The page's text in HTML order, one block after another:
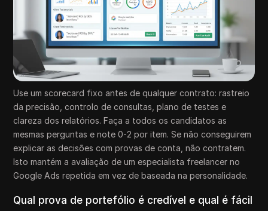
Use um scorecard fixo antes de qualquer contrato: rastreio
da precisão, controlo de consultas, plano de testes e
clareza dos relatórios. Faça a todos os candidatos as
mesmas perguntas e note 0-2 por item. Se não conseguirem
explicar as decisões com provas de conta, não contratem.
Isto mantém a avaliação de um especialista freelancer no
Google Ads repetida em vez de baseada na personalidade.
Qual prova de portefólio é credível e qual é fácil